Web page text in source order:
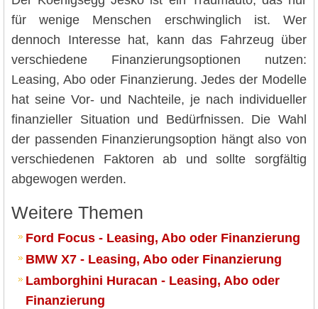
für wenige Menschen erschwinglich ist. Wer
dennoch Interesse hat, kann das Fahrzeug über
verschiedene Finanzierungsoptionen nutzen:
Leasing, Abo oder Finanzierung. Jedes der Modelle
hat seine Vor- und Nachteile, je nach individueller
finanzieller Situation und Bedürfnissen. Die Wahl
der passenden Finanzierungsoption hängt also von
verschiedenen Faktoren ab und sollte sorgfältig
abgewogen werden.
Weitere Themen
Ford Focus - Leasing, Abo oder Finanzierung
BMW X7 - Leasing, Abo oder Finanzierung
Lamborghini Huracan - Leasing, Abo oder
Finanzierung